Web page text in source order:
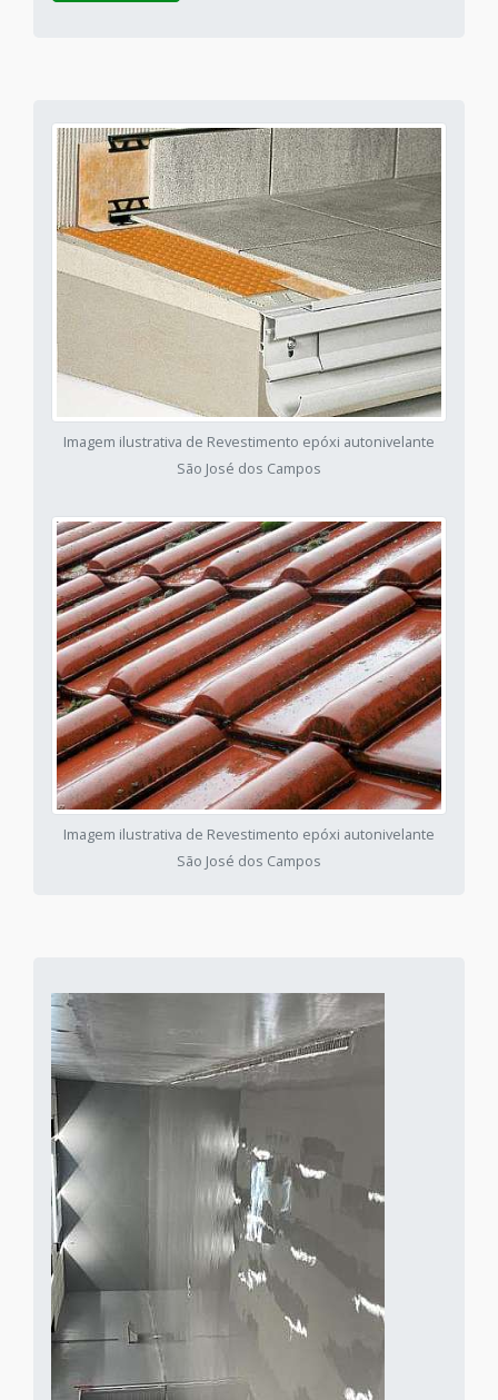
Imagem ilustrativa de Revestimento epóxi autonivelante
São José dos Campos
Imagem ilustrativa de Revestimento epóxi autonivelante
São José dos Campos